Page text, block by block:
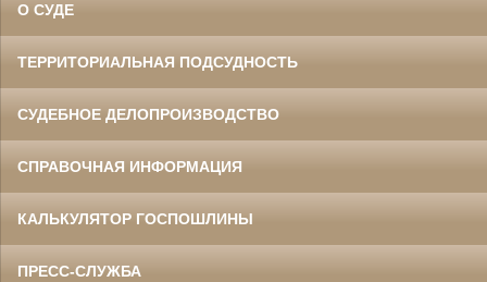
О СУДЕ
ТЕРРИТОРИАЛЬНАЯ ПОДСУДНОСТЬ
СУДЕБНОЕ ДЕЛОПРОИЗВОДСТВО
СПРАВОЧНАЯ ИНФОРМАЦИЯ
КАЛЬКУЛЯТОР ГОСПОШЛИНЫ
ПРЕСС-СЛУЖБА